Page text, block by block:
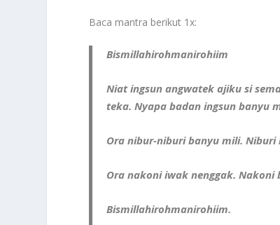
Baca mantra berikut 1x:
Bismillahirohmanirohiim
Niat ingsun angwatek ajiku si
teka. Nyapa badan ingsun banyu
Ora nibur-niburi banyu mili.
Ora nakoni iwak nenggak. Nakoni
Bismillahirohmanirohiim.